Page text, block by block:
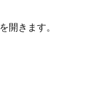
を開きます。